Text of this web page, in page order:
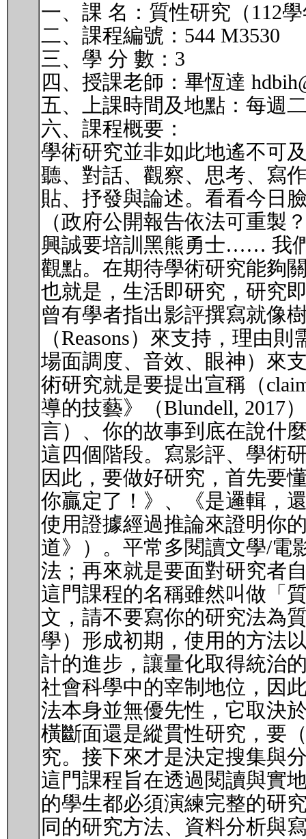
一、課 名：質性研究（112
二、課程編號：544 M3530
三、學 分 數：3
四、授課老師：畢恆達
五、上課時間及地點：每週
六、課程概要：
學術研究並非如此地遙不可
聽、對話、觀察、思考、寫
貼、抒發與論述。看看今日
（政府公開報告依法可重製
興誠要培訓黑熊勇士…… 我
觀點。在期待學術研究能夠
也就是，生活即研究，研究
曾有學者指出影評撰寫就像
（Reasons）來支持，理由
場面調度、音效、眼神）來
術研究就是要提出宣稱（
導的技藝》（Blundell, 2017
言）、你的故事到底在說什
這四個階段。寫影評、學術
因此，要做好研究，首先要
你贏定了！》、《是邏輯，
使用證據經過推論來證明你
道》）。平常多閱讀文學/電
法；再來就是要面對研究者
這門課程的名稱雖然叫做「
文，請不要寫你的研究法為
學）形成初期，使用的方法
計的進步，讓量化取得統治
社會科學中的宰制地位，因
法本身並無優先性，它取決
橫斷面還是縱貫性研究，要
究。接下來才是決定搜集與
這門課程旨在透過閱讀與實
的學生都必須演練完整的研
同的研究方法、資料分析與